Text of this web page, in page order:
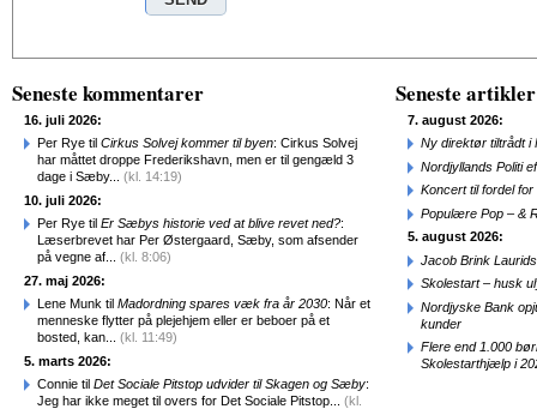
Seneste kommentarer
16. juli 2026:
Per Rye til Cirkus Solvej kommer til byen: Cirkus Solvej
har måttet droppe Frederikshavn, men er til gengæld 3
dage i Sæby... (kl. 14:19)
10. juli 2026:
Per Rye til Er Sæbys historie ved at blive revet ned?:
Læserbrevet har Per Østergaard, Sæby, som afsender
på vegne af... (kl. 8:06)
27. maj 2026:
Lene Munk til Madordning spares væk fra år 2030: Når et
menneske flytter på plejehjem eller er beboer på et
bosted, kan... (kl. 11:49)
5. marts 2026:
Connie til Det Sociale Pitstop udvider til Skagen og Sæby:
Jeg har ikke meget til overs for Det Sociale Pitstop... (kl.
Seneste artikler
7. august 2026:
Ny direktør tiltrådt i
Nordjyllands Politi
Koncert til fordel
Populære Pop – &
5. august 2026:
Jacob Brink
Skolestart – husk
Nordjyske Bank
kunder
Flere end 1.000
Skolestarthjælp i